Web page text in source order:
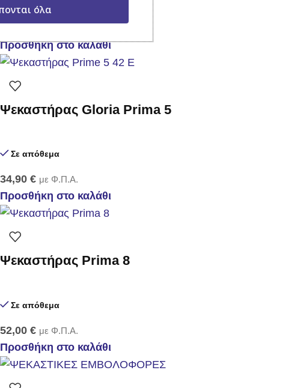
Προσθήκη στο καλάθι
Ψεκαστήρας Gloria Prima 5
Σε απόθεμα
34,90 € με Φ.Π.Α.
Προσθήκη στο καλάθι
Ψεκαστήρας Prima 8
Σε απόθεμα
52,00 € με Φ.Π.Α.
Προσθήκη στο καλάθι
όλα